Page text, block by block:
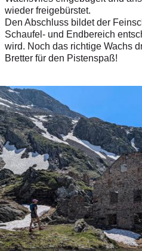
wieder freigebürstet.
Den Abschluss bildet der
Schaufel- und Endbereich
wird. Noch das richtige Wachs
Bretter für den Pistenspaß!